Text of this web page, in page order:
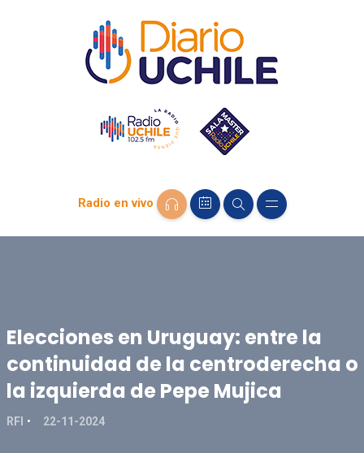
Radio en vivo
Elecciones en Uruguay: entre la
continuidad de la centroderecha o
la izquierda de Pepe Mujica
RFI 22-11-2024